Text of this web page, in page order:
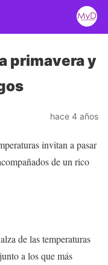
primavera y
hace 4 años
de las temperaturas
a los que más